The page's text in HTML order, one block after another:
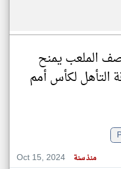
الملعب يمنح
لكأس أمم
Oct 15, 2024
منذ سنة